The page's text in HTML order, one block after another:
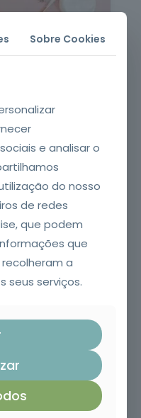
Orientação
4cursos
Alimentares
* A oferta listada
representa apenas parte
Fazemos formação à sua
medida —contacte-nos
400
oferta
Sobre Cookies
e analisar o
do nosso
de redes
que podem
que
a
seus serviços.